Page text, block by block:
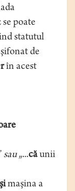
poate
statutul
de
în acest
sau„...căunii
maşina a